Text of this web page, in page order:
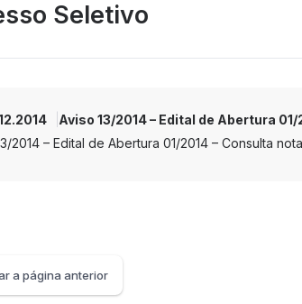
Seletivo
Aviso 13/2014 – Edital de Abertura
2014 – Edital de Abertura 01/2014 – Consulta
a página anterior